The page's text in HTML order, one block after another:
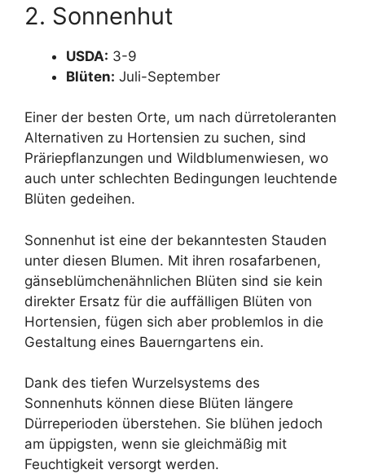
2. Sonnenhut
USDA: 3-9
Blüten: Juli-September
Einer der besten Orte, um nach dürretoleranten
Alternativen zu Hortensien zu suchen, sind
Präriepflanzungen und Wildblumenwiesen, wo
auch unter schlechten Bedingungen leuchtende
Blüten gedeihen.
Sonnenhut ist eine der bekanntesten Stauden
unter diesen Blumen. Mit ihren rosafarbenen,
gänseblümchenähnlichen Blüten sind sie kein
direkter Ersatz für die auffälligen Blüten von
Hortensien, fügen sich aber problemlos in die
Gestaltung eines Bauerngartens ein.
Dank des tiefen Wurzelsystems des
Sonnenhuts können diese Blüten längere
Dürreperioden überstehen. Sie blühen jedoch
am üppigsten, wenn sie gleichmäßig mit
Feuchtigkeit versorgt werden.